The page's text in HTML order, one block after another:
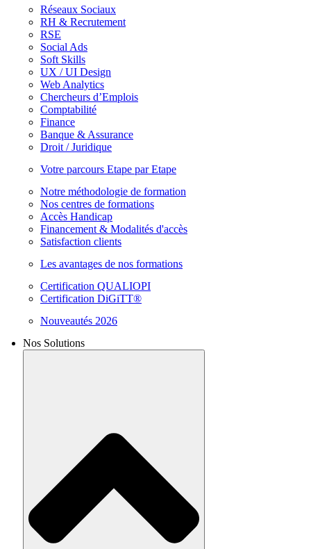
Réseaux Sociaux
RH & Recrutement
RSE
Social Ads
Soft Skills
UX / UI Design
Web Analytics
Chercheurs d’Emplois
Comptabilité
Finance
Banque & Assurance
Droit / Juridique
Votre parcours Etape par Etape
Notre méthodologie de formation
Nos centres de formations
Accès Handicap
Financement & Modalités d'accès
Satisfaction clients
Les avantages de nos formations
Certification QUALIOPI
Certification DiGiTT®
Nouveautés 2026
Nos Solutions